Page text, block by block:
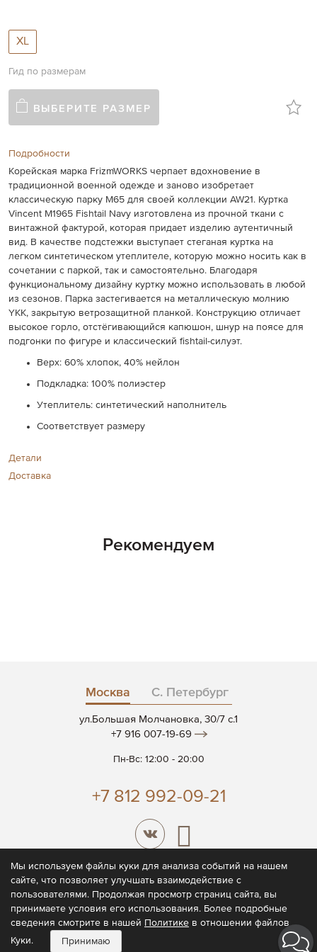
XL
Гид по размерам
ВЫБЕРИТЕ РАЗМЕР
Подробности
Корейская марка FrizmWORKS черпает вдохновение в
традиционной военной одежде и заново изобретает
классическую парку M65 для своей коллекции AW21. Куртка
Vincent M1965 Fishtail Navy изготовлена из прочной ткани с
винтажной фактурой, которая придает изделию аутентичный
вид. В качестве подстежки выступает стеганая куртка на
легком синтетическом утеплителе, которую можно носить как в
сочетании с паркой, так и самостоятельно. Благодаря
функциональному дизайну куртку можно использовать в любой
из сезонов. Парка застегивается на металлическую молнию
YKK, закрытую ветрозащитной планкой. Конструкцию отличает
высокое горло, отстёгивающийся капюшон, шнур на поясе для
подгонки по фигуре и классический fishtail-силуэт.
Верх: 60% хлопок, 40% нейлон
Подкладка: 100% полиэстер
Утеплитель: синтетический наполнитель
Соответствует размеру
Детали
Доставка
Рекомендуем
Москва С. Петербург
ул.Большая Молчановка, 30/7 c.1
+7 916 007-19-69
Пн-Вс: 12:00 - 20:00
+7 812 992-09-21
Политика конфиденциальности
Пользовательское соглашение
Мы используем файлы куки для анализа событий на нашем
сайте, что позволяет улучшать взаимодействие с
пользователями. Продолжая просмотр страниц сайта, вы
принимаете условия его использования. Более подробные
сведения смотрите в нашей Политике в отношении файлов
Куки.
Принимаю